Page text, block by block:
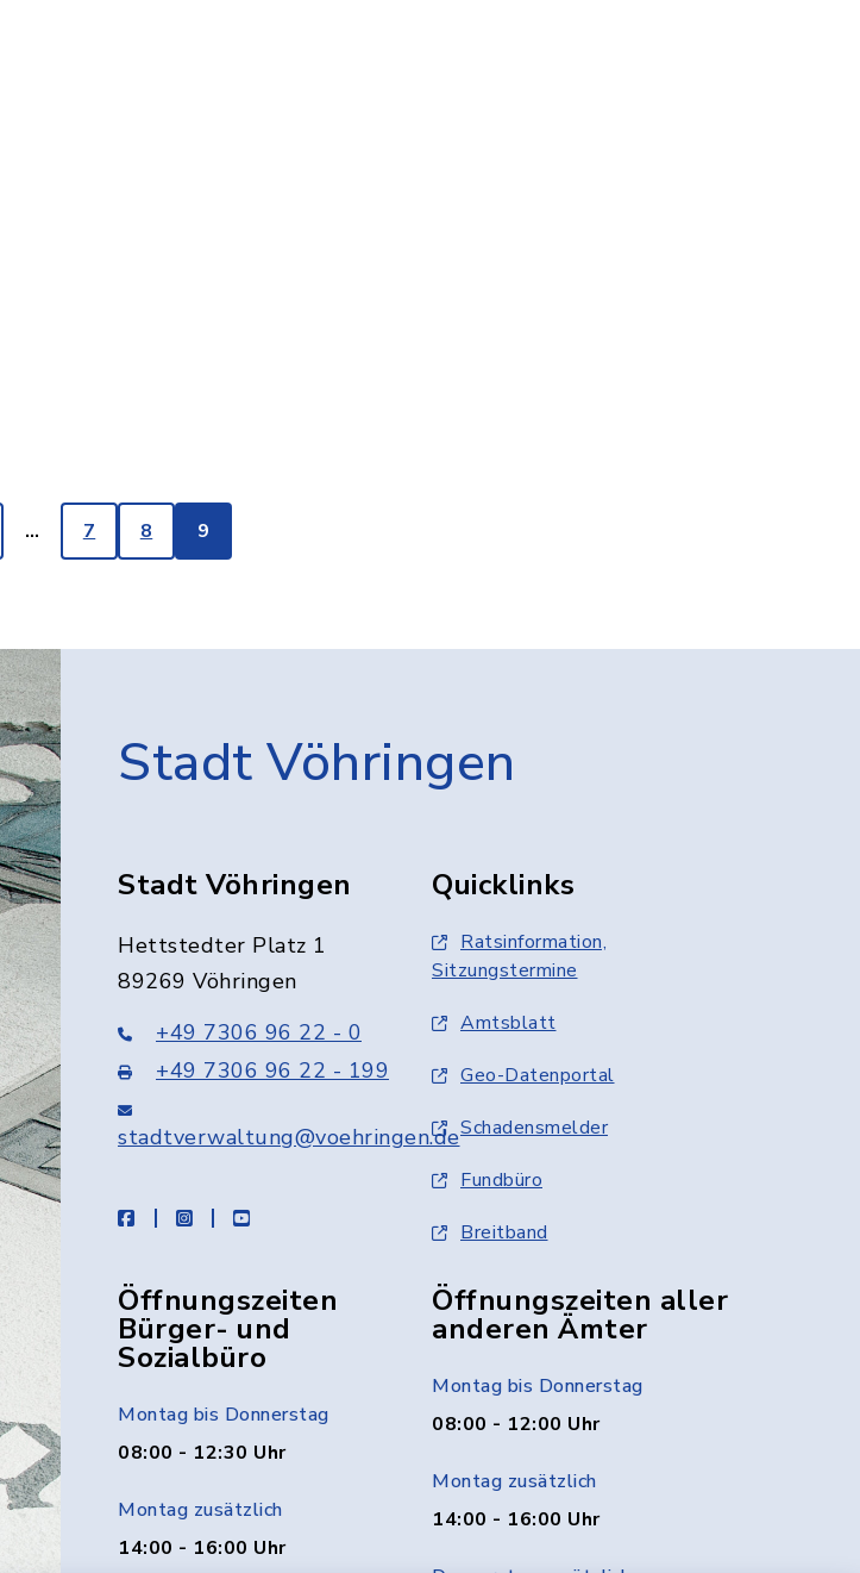
Dateierweiterung: pdf, Dateigröße: 840,02 KB)
… 7 8 9
Stadt Vöhringen
Stadt Vöhringen
Hettstedter Platz 1
89269 Vöhringen
+49 7306 96 22 - 0
+49 7306 96 22 - 199
stadtverwaltung@voehringen.de
facebookinstagramyoutube
Quicklinks
Ratsinformation,
Sitzungstermine
Amtsblatt
Geo-Datenportal
Schadensmelder
Fundbüro
Breitband
Öffnungszeiten
Bürger- und
Sozialbüro
Montag bis Donnerstag
08:00 - 12:30 Uhr
Montag zusätzlich
14:00 - 16:00 Uhr
Öffnungszeiten aller
anderen Ämter
Montag bis Donnerstag
08:00 - 12:00 Uhr
Montag zusätzlich
14:00 - 16:00 Uhr